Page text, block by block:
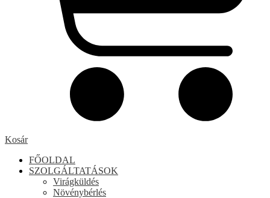
Kosár
FŐOLDAL
SZOLGÁLTATÁSOK
Virágküldés
Növénybérlés